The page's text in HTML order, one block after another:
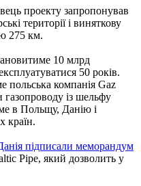
проекту запропонував
території і виняткову
275 км.
10 млрд
50 років.
польська компанія Gaz
газопроводу із шельфу
в Польщу, Данію і
країн.
підписали меморандум
Pipe, який дозволить у